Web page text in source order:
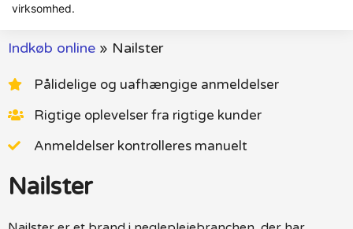
virksomhed.
Indkøb online » Nailster
Pålidelige og uafhængige anmeldelser
Rigtige oplevelser fra rigtige kunder
Anmeldelser kontrolleres manuelt
Nailster